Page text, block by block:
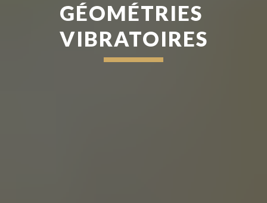
GÉOMÉTRIES
VIBRATOIRES